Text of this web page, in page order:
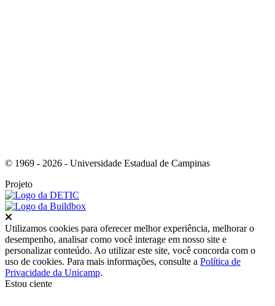
© 1969 - 2026 - Universidade Estadual de Campinas
Projeto
Utilizamos cookies para oferecer melhor experiência, melhorar o
desempenho, analisar como você interage em nosso site e
personalizar conteúdo. Ao utilizar este site, você concorda com o
uso de cookies. Para mais informações, consulte a Política de
Privacidade da Unicamp.
Estou ciente